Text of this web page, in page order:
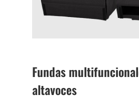
Fundas
altavoces